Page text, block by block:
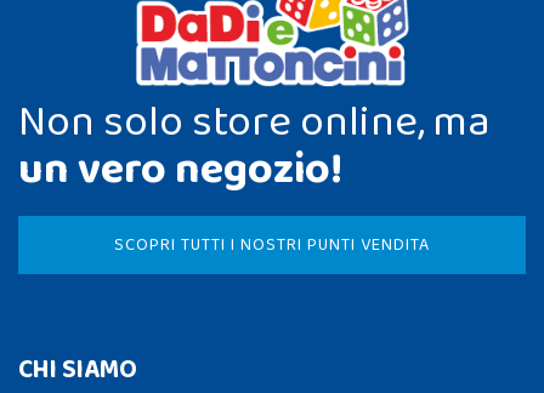
Non solo store online, ma
un vero negozio!
SCOPRI TUTTI I NOSTRI PUNTI VENDITA
CHI SIAMO